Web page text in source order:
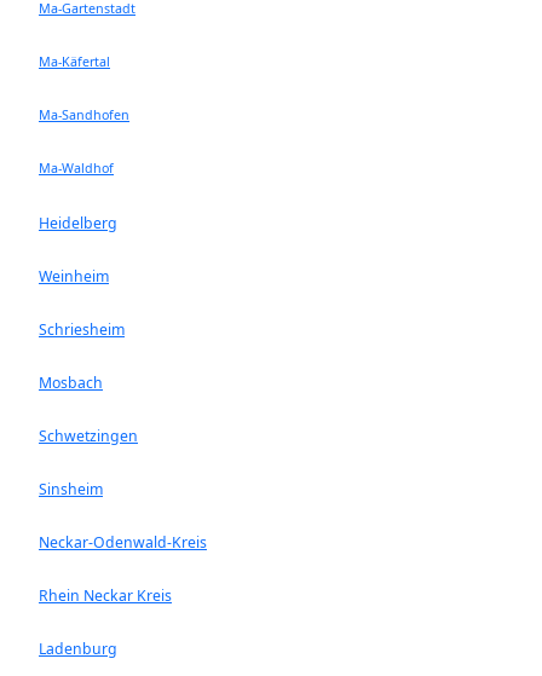
Ma-Gartenstadt
Ma-Käfertal
Ma-Sandhofen
Ma-Waldhof
Heidelberg
Weinheim
Schriesheim
Mosbach
Schwetzingen
Sinsheim
Neckar-Odenwald-Kreis
Rhein Neckar Kreis
Ladenburg